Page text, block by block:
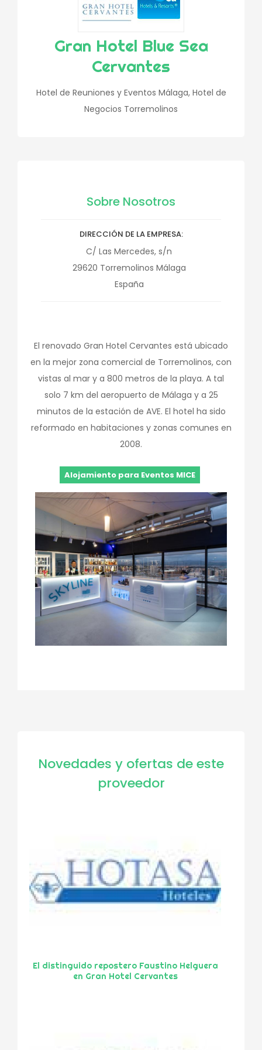
Gran Hotel Blue Sea
Cervantes
Hotel de Reuniones y Eventos Málaga, Hotel de
Negocios Torremolinos
Sobre Nosotros
DIRECCIÓN DE LA EMPRESA
C/ Las Mercedes, s/n
29620 Torremolinos Málaga
España
El renovado Gran Hotel Cervantes está ubicado
en la mejor zona comercial de Torremolinos, con
vistas al mar y a 800 metros de la playa. A tal
solo 7 km del aeropuerto de Málaga y a 25
minutos de la estación de AVE. El hotel ha sido
reformado en habitaciones y zonas comunes en
2008.
Alojamiento para Eventos MICE
Novedades y ofertas de este
proveedor
El distinguido repostero Faustino Helguera
en Gran Hotel Cervantes